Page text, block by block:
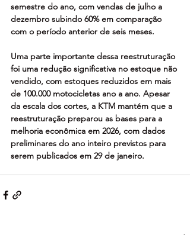
semestre do ano, com vendas de julho a
dezembro subindo 60% em comparação
com o período anterior de seis meses.
Uma parte importante dessa reestruturação
foi uma redução significativa no estoque não
vendido, com estoques reduzidos em mais
de 100.000 motocicletas ano a ano. Apesar
da escala dos cortes, a KTM mantém que a
reestruturação preparou as bases para a
melhoria econômica em 2026, com dados
preliminares do ano inteiro previstos para
serem publicados em 29 de janeiro.